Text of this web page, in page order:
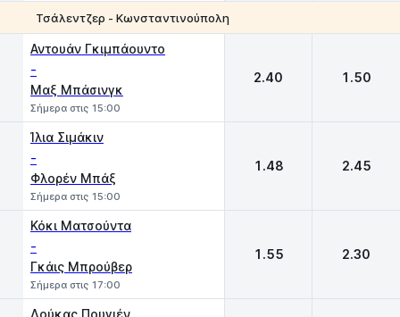
Τσάλεντζερ - Κωνσταντινούπολη
Αντουάν Γκιμπάουντο
-
Μαξ Μπάσινγκ
Σήμερα στις 15:00
2.40 1.50
Ίλια Σιμάκιν
-
Φλορέν Μπάξ
Σήμερα στις 15:00
1.48 2.45
Κόκι Ματσούντα
-
Γκάις Μπρούβερ
Σήμερα στις 17:00
1.55 2.30
Λούκας Πουγιέν